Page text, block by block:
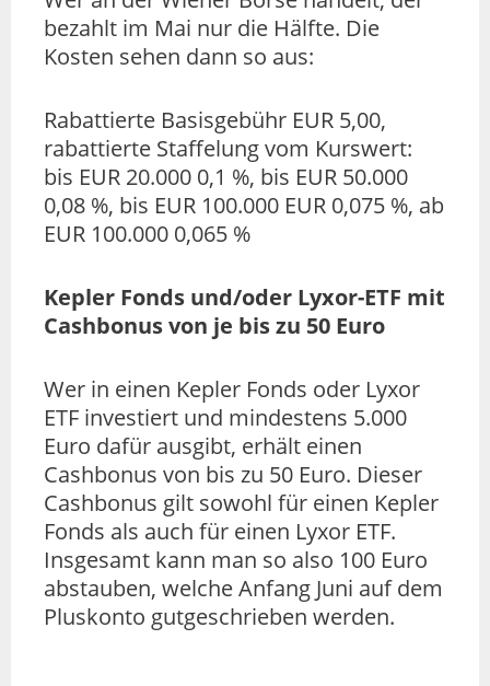
bezahlt im Mai nur die Hälfte. Die
Kosten sehen dann so aus:
Rabattierte Basisgebühr EUR 5,00,
rabattierte Staffelung vom Kurswert:
bis EUR 20.000 0,1 %, bis EUR 50.000
0,08 %, bis EUR 100.000 EUR 0,075 %, ab
EUR 100.000 0,065 %
Kepler Fonds und/oder Lyxor-ETF mit
Cashbonus von je bis zu 50 Euro
Wer in einen Kepler Fonds oder Lyxor
ETF investiert und mindestens 5.000
Euro dafür ausgibt, erhält einen
Cashbonus von bis zu 50 Euro. Dieser
Cashbonus gilt sowohl für einen Kepler
Fonds als auch für einen Lyxor ETF.
Insgesamt kann man so also 100 Euro
abstauben, welche Anfang Juni auf dem
Pluskonto gutgeschrieben werden.